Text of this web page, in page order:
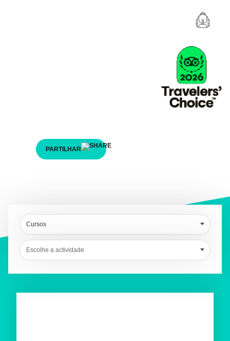
PARTILHAR
Cursos
Escolhe a actividade